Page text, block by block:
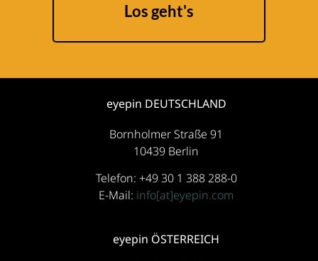
Los geht's
eyepin DEUTSCHLAND
Bornholmer Straße 91
10439 Berlin
Telefon: +49 30 1 388 288-0
E-Mail: info[at]eyepin.com
eyepin ÖSTERREICH